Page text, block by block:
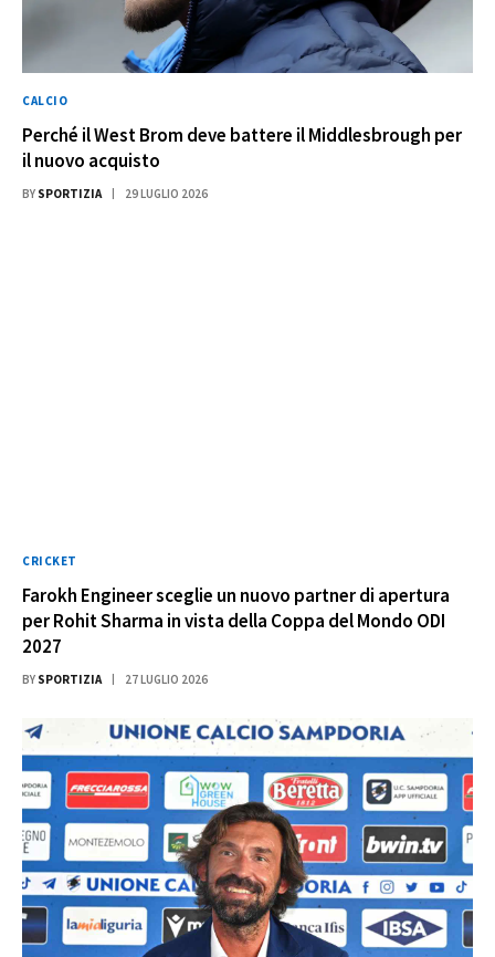
CALCIO
Perché il West Brom deve battere il Middlesbrough per
il nuovo acquisto
BY SPORTIZIA 29 LUGLIO 2026
CRICKET
Farokh Engineer sceglie un nuovo partner di apertura
per Rohit Sharma in vista della Coppa del Mondo ODI
2027
BY SPORTIZIA 27 LUGLIO 2026